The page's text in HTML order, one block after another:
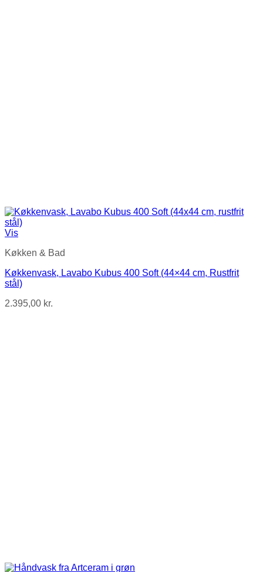
Vis
Køkken & Bad
Køkkenvask, Lavabo Kubus 400 Soft (44×44 cm, Rustfrit
stål)
2.395,00 kr.